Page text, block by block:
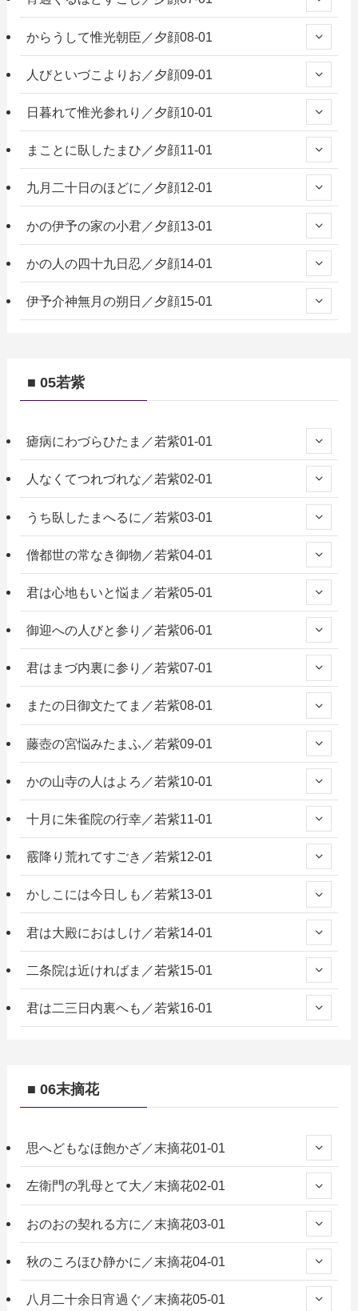
からうして惟光朝臣／夕顔08-01
人びといづこよりお／夕顔09-01
日暮れて惟光参れり／夕顔10-01
まことに臥したまひ／夕顔11-01
九月二十日のほどに／夕顔12-01
かの伊予の家の小君／夕顔13-01
かの人の四十九日忍／夕顔14-01
伊予介神無月の朔日／夕顔15-01
■ 05若紫
瘧病にわづらひたま／若紫01-01
人なくてつれづれな／若紫02-01
うち臥したまへるに／若紫03-01
僧都世の常なき御物／若紫04-01
君は心地もいと悩ま／若紫05-01
御迎への人びと参り／若紫06-01
君はまづ内裏に参り／若紫07-01
またの日御文たてま／若紫08-01
藤壺の宮悩みたまふ／若紫09-01
かの山寺の人はよろ／若紫10-01
十月に朱雀院の行幸／若紫11-01
霰降り荒れてすごき／若紫12-01
かしこには今日しも／若紫13-01
君は大殿におはしけ／若紫14-01
二条院は近ければま／若紫15-01
君は二三日内裏へも／若紫16-01
■ 06末摘花
思へどもなほ飽かざ／末摘花01-01
左衛門の乳母とて大／末摘花02-01
おのおの契れる方に／末摘花03-01
秋のころほひ静かに／末摘花04-01
八月二十余日宵過ぐ／末摘花05-01